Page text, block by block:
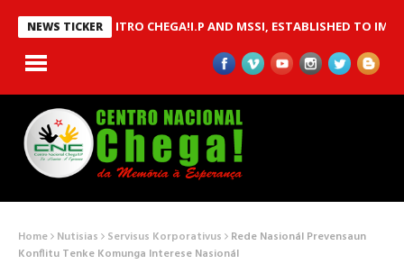
NEWS TICKER
CENTRO CHEGA!I.P AND MSSI, ESTABLISHED TO IMPLEMENT
Home Nutisias Servisus Korporativus Rede Nasionál Prevensaun
Konflitu Tenke Komunga Interese Nasionál